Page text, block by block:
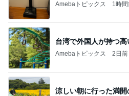
Amebaトピックス 1時
台湾で外国人が持つ
Amebaトピックス 2日前
涼しい朝に行った満開